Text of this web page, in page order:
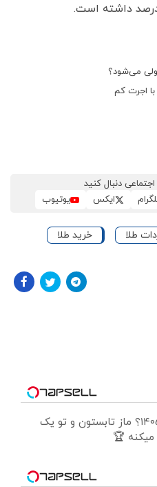
می‌شود؟
اجرت کم
دنبال کنید
ایکس یوتیوب
طلا خرید طلا
🎓 کنکور ۱۴۰5؟ ماز تابستون و تو یک
🏆